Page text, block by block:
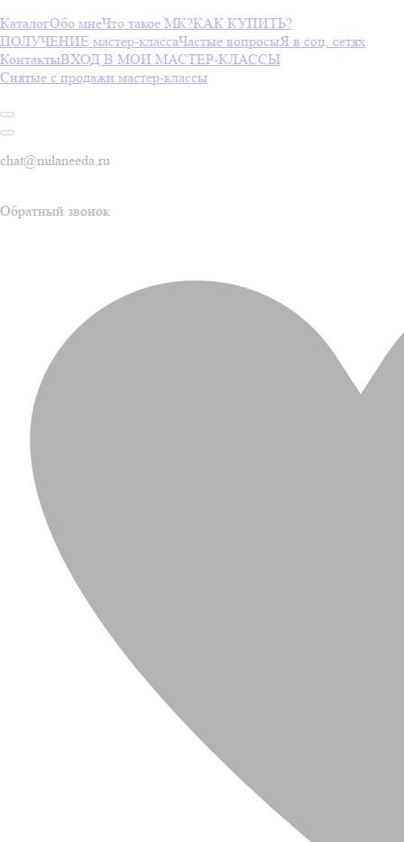
КаталогОбо мнеЧто такое МК?КАК КУПИТЬ?
ПОЛУЧЕНИЕ мастер-классаЧастые вопросыЯ в соц. сетях
КонтактыВХОД В МОИ МАСТЕР-КЛАССЫ
Снятые с продажи мастер-классы
chat@milaneeda.ru
Обратный звонок